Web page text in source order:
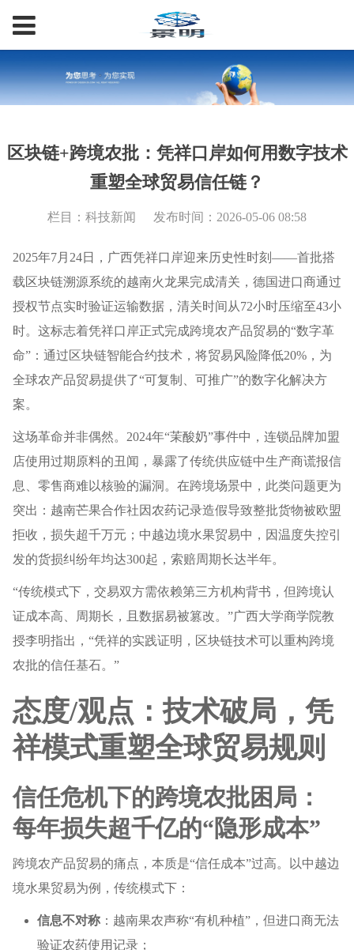
区块链+跨境农批：凭祥口岸如何用数字技术
重塑全球贸易信任链？
栏目：科技新闻 发布时间：2026-05-06 08:58
2025年7月24日，广西凭祥口岸迎来历史性时刻——首批搭
载区块链溯源系统的越南火龙果完成清关，德国进口商通过
授权节点实时验证运输数据，清关时间从72小时压缩至43小
时。这标志着凭祥口岸正式完成跨境农产品贸易的“数字革
命”：通过区块链智能合约技术，将贸易风险降低20%，为
全球农产品贸易提供了“可复制、可推广”的数字化解决方
案。
这场革命并非偶然。2024年“茉酸奶”事件中，连锁品牌加盟
店使用过期原料的丑闻，暴露了传统供应链中生产商谎报信
息、零售商难以核验的漏洞。在跨境场景中，此类问题更为
突出：越南芒果合作社因农药记录造假导致整批货物被欧盟
拒收，损失超千万元；中越边境水果贸易中，因温度失控引
发的货损纠纷年均达300起，索赔周期长达半年。
“传统模式下，交易双方需依赖第三方机构背书，但跨境认
证成本高、周期长，且数据易被篡改。”广西大学商学院教
授李明指出，“凭祥的实践证明，区块链技术可以重构跨境
农批的信任基石。”
态度/观点：技术破局，凭
祥模式重塑全球贸易规则
信任危机下的跨境农批困局：
每年损失超千亿的“隐形成本”
跨境农产品贸易的痛点，本质是“信任成本”过高。以中越边
境水果贸易为例，传统模式下：
信息不对称 ：越南果农声称“有机种植”，但进口商无法
验证农药使用记录；